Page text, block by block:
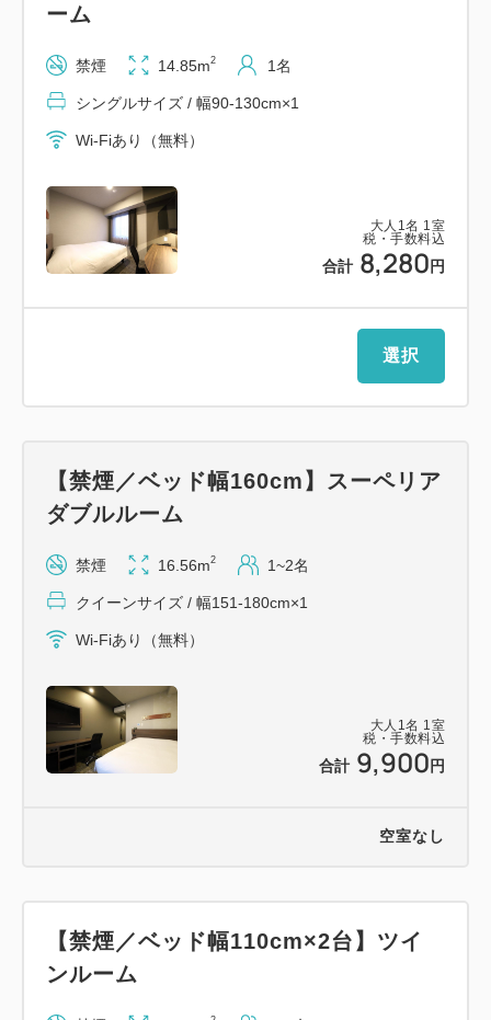
歴史と伝統を感じさせる「加賀五彩」を基調とした素
ださい。
チェックイン14：00／チェックアウト11：00
【スマイルホテル金沢西口駅前のおすすめポイント】
・2021年11月28日グランドオープンの新築ホテル♪
・金沢駅西口から徒歩4分♪
和洋バイキング
会場：1Ｆレストラン 全席禁煙
【館内設備】
・コインランドリー、電子レンジ、製氷機、飲料自動
【駐車場のご案内】
・ホテルには駐車場はございませんので、近隣の駐車
【交通アクセス】
・ＪＲ金沢駅西口より徒歩4分
・金沢西ＩＣよりお車で約12分
大人 1 名 1 室
税・手数料込
合計 8,280 円
ーム
禁煙 14.85m2 1名
シングルサイズ / 幅90-130cm×1
Wi-Fiあり（無料）
選択
大人 1 名 1 室
税・手数料込
合計 9,900 円
【禁煙／ベッド幅160cm】スーペリア
ダブルルーム
禁煙 16.56m2 1~2名
クイーンサイズ / 幅151-180cm×1
Wi-Fiあり（無料）
空室なし
【禁煙／ベッド幅110cm×2台】ツイ
ンルーム